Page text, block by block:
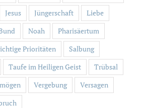
Jesus Jüngerschaft
Liebe
Noah
Pharisäertum
Prioritäten
Salbung
Taufe im Heiligen Geist
Trübsal
Vergebung
Versagen